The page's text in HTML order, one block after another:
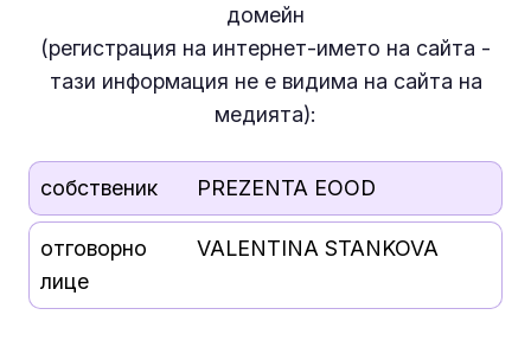
домейн
(регистрация на интернет-името на сайта -
тази информация не евидима на сайта на
медията):
собственик PREZENTA EOOD
отговорно
лице
VALENTINA STANKOVA